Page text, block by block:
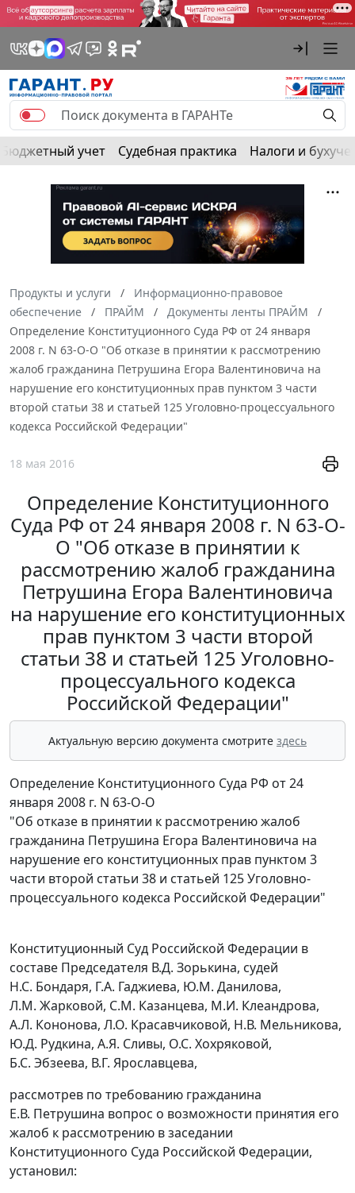
Бюджетный учет Судебная практика Налоги и
Продукты и услуги
Информационно-правовое
обеспечение
ПРАЙМ
Документы ленты ПРАЙМ
Определение Конституционного Суда РФ от 24 января
2008 г. N 63-О-О "Об отказе в принятии к рассмотрению
жалоб гражданина Петрушина Егора Валентиновича на
нарушение его конституционных прав пунктом 3 части
второй статьи 38 и статьей 125 Уголовно-процессуального
кодекса Российской Федерации"
18 мая 2016
Определение Конституционного
Суда РФ от 24 января 2008 г. N 63-О-
О "Об отказе в принятии к
рассмотрению жалоб гражданина
Петрушина Егора Валентиновича
на нарушение его конституционных
прав пунктом 3 части второй
статьи 38 и статьей 125 Уголовно-
процессуального кодекса
Российской Федерации"
Актуальную версию документа смотрите здесь
Определение Конституционного Суда РФ от 24
января 2008 г. N 63-О-О
"Об отказе в принятии к рассмотрению жалоб
гражданина Петрушина Егора Валентиновича на
нарушение его конституционных прав пунктом 3
части второй статьи 38 и статьей 125 Уголовно-
процессуального кодекса Российской Федерации"
Конституционный Суд Российской Федерации в
составе Председателя В.Д. Зорькина, судей
Н.С. Бондаря, Г.А. Гаджиева, Ю.М. Данилова,
Л.М. Жарковой, С.М. Казанцева, М.И. Клеандрова,
А.Л. Кононова, Л.О. Красавчиковой, Н.В. Мельникова,
Ю.Д. Рудкина, А.Я. Сливы, О.С. Хохряковой,
Б.С. Эбзеева, В.Г. Ярославцева,
рассмотрев по требованию гражданина
Е.В. Петрушина вопрос о возможности принятия его
жалоб к рассмотрению в заседании
Конституционного Суда Российской Федерации,
установил: